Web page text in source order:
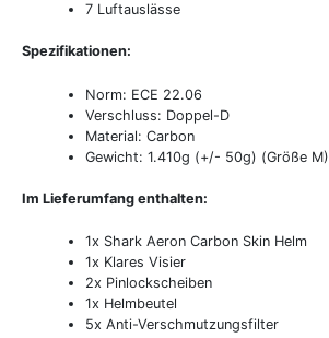
7 Luftauslässe
Spezifikationen:
Norm: ECE 22.06
Verschluss: Doppel-D
Material: Carbon
Gewicht: 1.410g (+/- 50g) (Größe M)
Im Lieferumfang enthalten:
1x Shark Aeron Carbon Skin Helm
1x Klares Visier
2x Pinlockscheiben
1x Helmbeutel
5x Anti-Verschmutzungsfilter